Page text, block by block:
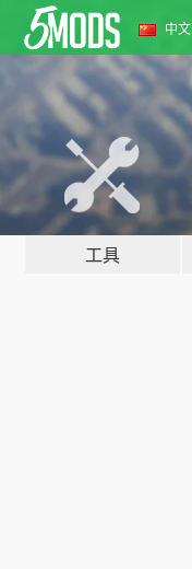
中文
工具